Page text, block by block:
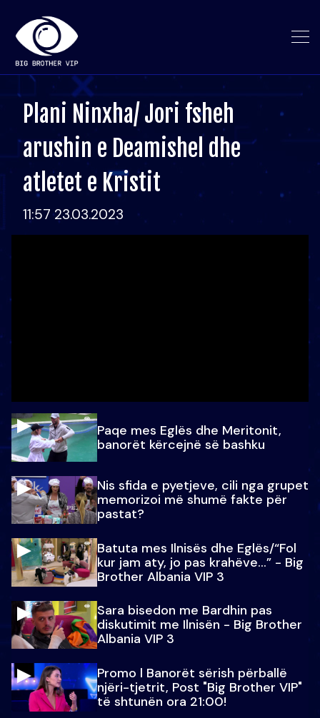
Plani Ninxha/ Jori fsheh
arushin e Deamishel dhe
atletet e Kristit
11:57 23.03.2023
Paqe mes Eglës dhe Meritonit,
banorët kërcejnë së bashku
Nis sfida e pyetjeve, cili nga grupet
memorizoi më shumë fakte për
pastat?
Batuta mes Ilnisës dhe Eglës/“Fol
kur jam aty, jo pas krahëve…” - Big
Brother Albania VIP 3
Sara bisedon me Bardhin pas
diskutimit me Ilnisën - Big Brother
Albania VIP 3
Promo l Banorët sërish përballë
njëri-tjetrit, Post "Big Brother VIP"
të shtunën ora 21:00!